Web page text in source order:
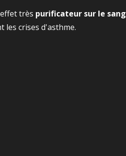
très purificateur sur le sang
les crises d'asthme.